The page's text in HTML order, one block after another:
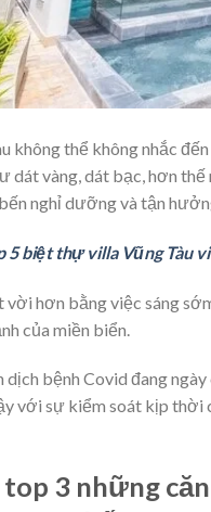
không thể không nhắc
dát vàng, dát bạc, hơn
nghỉ dưỡng và tận
5 biệt thự villa Vũng Tàu
vời hơn bằng việc sáng
của miền biển.
dịch bệnh Covid đang
với sự kiểm soát kịp thời
3 những